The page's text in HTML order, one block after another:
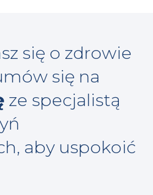
się o zdrowie
się na
ze specjalistą
aby uspokoić